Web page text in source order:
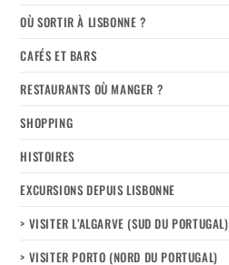
OÙ SORTIR À LISBONNE ?
CAFÉS ET BARS
RESTAURANTS OÙ MANGER ?
SHOPPING
HISTOIRES
EXCURSIONS DEPUIS LISBONNE
> VISITER L’ALGARVE (SUD DU PORTUGAL)
> VISITER PORTO (NORD DU PORTUGAL)